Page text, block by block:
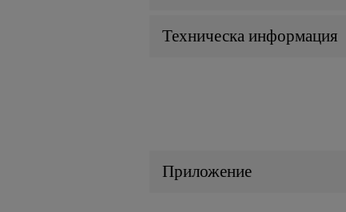
Техническа информация
Приложение